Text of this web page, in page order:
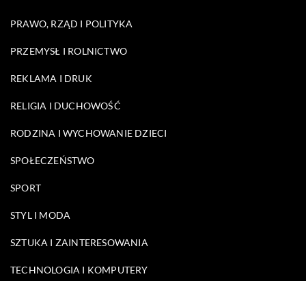
PRAWO, RZĄD I POLITYKA
PRZEMYSŁ I ROLNICTWO
REKLAMA I DRUK
RELIGIA I DUCHOWOŚĆ
RODZINA I WYCHOWANIE DZIECI
SPOŁECZEŃSTWO
SPORT
STYL I MODA
SZTUKA I ZAINTERESOWANIA
TECHNOLOGIA I KOMPUTERY